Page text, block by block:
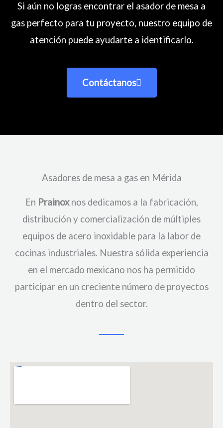
Si aún no logras encontrar el asador de mesa a
gas perfecto para tu proyecto, nuestro equipo de
atención puede ayudarte a identificarlo.
Contáctanos
Asadores de mesa a gas en Mérida
En Prainoxnos dedicamos a la fabricación,
distribución y comercialización de múltiples
equipos de acero inoxidable para la labor de
cocinas industriales. Nuestra sólida experiencia
en el mercado mexicano nos ha permitido
participar en un creciente número de proyectos
dentro del sector.